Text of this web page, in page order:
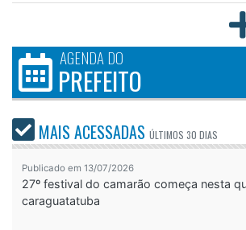
AGENDA DO
PREFEITO
MAIS ACESSADAS ÚLTIMOS 30 DIAS
Publicado em 13/07/2026
27º festival do camarão começa nesta
caraguatatuba